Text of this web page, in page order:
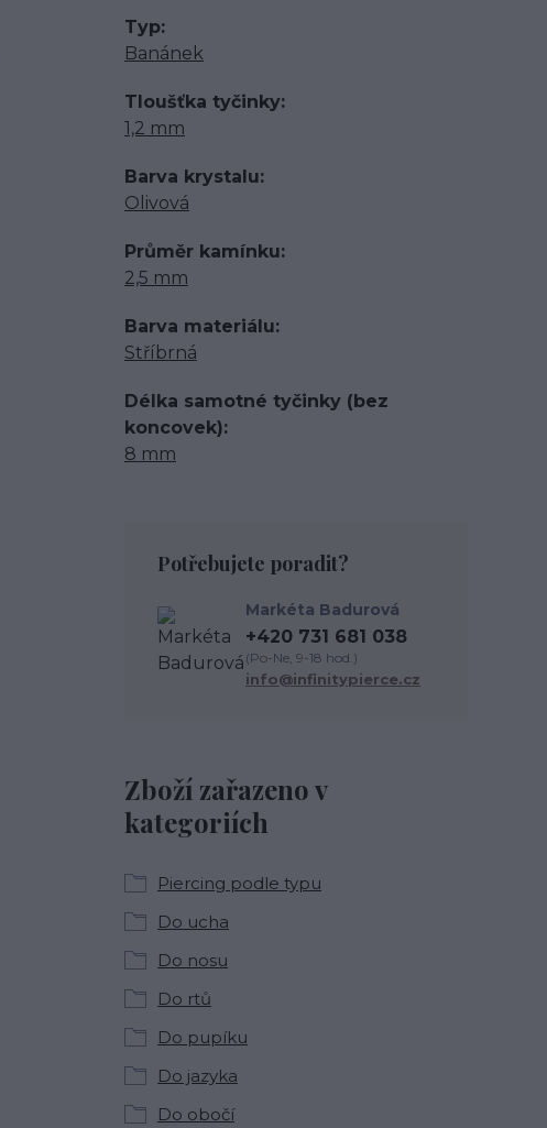
Typ
Banánek
Tloušťka tyčinky
1,2 mm
Barva krystalu
Olivová
Průměr kamínku
2,5 mm
Barva materiálu
Stříbrná
Délka samotné tyčinky (bez
koncovek)
8 mm
Zboží zařazeno v
kategoriích
Piercing podle typu
Do ucha
Do nosu
Do rtů
Do pupíku
Do jazyka
Do obočí
Potřebujete poradit?
Markéta Badurová
+420 731 681 038
(Po-Ne, 9-18 hod.)
info@infinitypierce.cz